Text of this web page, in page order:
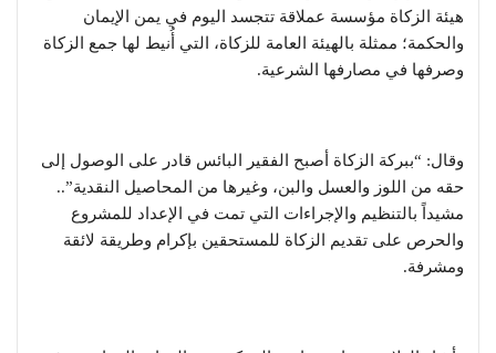
هيئة الزكاة مؤسسة عملاقة تتجسد اليوم في يمن الإيمان
والحكمة؛ ممثلة بالهيئة العامة للزكاة، التي أُنيط لها جمع الزكاة
وصرفها في مصارفها الشرعية.
وقال: “ببركة الزكاة أصبح الفقير البائس قادر على الوصول إلى
حقه من اللوز والعسل والبن، وغيرها من المحاصيل النقدية”..
مشيداً بالتنظيم والإجراءات التي تمت في الإعداد للمشروع
والحرص على تقديم الزكاة للمستحقين بإكرام وطريقة لائقة
ومشرفة.